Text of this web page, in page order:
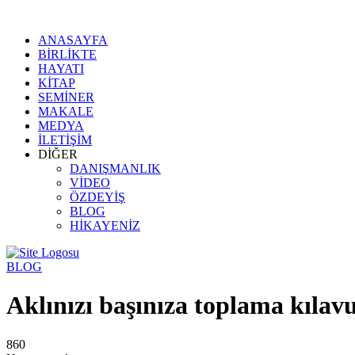
ANASAYFA
BİRLİKTE
HAYATI
KİTAP
SEMİNER
MAKALE
MEDYA
İLETİŞİM
DİĞER
DANIŞMANLIK
VİDEO
ÖZDEYİŞ
BLOG
HİKAYENİZ
BLOG
Aklınızı başınıza toplama
860